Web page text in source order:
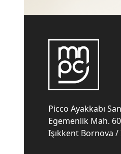
Picco Ayakkabı
Egemenlik Mah.
Işıkkent Bornova